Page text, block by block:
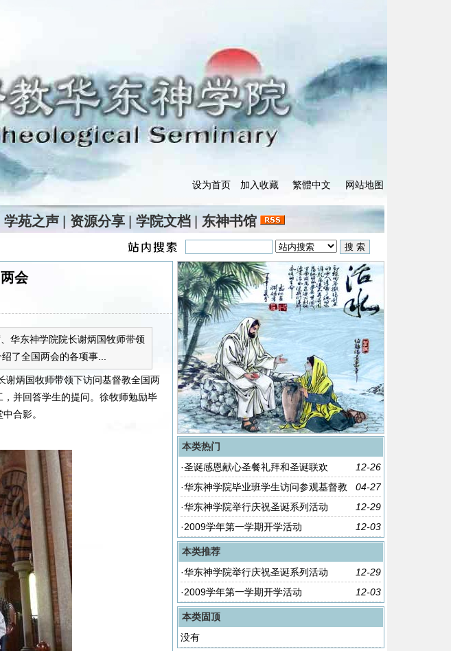
设为首页 加入收藏 繁體中文 网站地图
学苑之声 资源分享 学院文档 东神书馆
会
华东神学院院长谢炳国牧师带领
了全国两会的各项事...
炳国牧师带领下访问基督教全国两
并回答学生的提问。徐牧师勉励毕
合影。
本类热门
12-26
·圣诞感恩献心圣餐礼拜和圣诞联欢
04-27
·华东神学院毕业班学生访问参观基督教
全国两会
12-29
·华东神学院举行庆祝圣诞系列活动
12-03
·2009学年第一学期开学活动
本类推荐
12-29
·华东神学院举行庆祝圣诞系列活动
12-03
·2009学年第一学期开学活动
本类固顶
没有